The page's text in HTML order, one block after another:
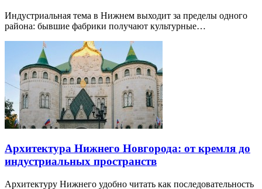
Индустриальная тема в Нижнем выходит за пределы одного
района: бывшие фабрики получают культурные…
Архитектура Нижнего Новгорода: от кремля до
индустриальных пространств
Архитектуру Нижнего удобно читать как последовательность